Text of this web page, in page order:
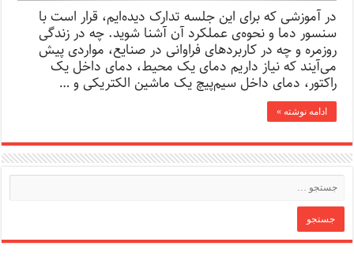
در آموزشی که برای این جلسه تدارک دیده‌ایم، قرار است با
سنسور دما و نحوه‌ی عملکرد آن آشنا شوید. چه در زندگی
روزمره و چه در کاربردهای فراوانی در صنایع، مواردی پیش
می‌آیند که نیاز داریم دمای یک محیط، دمای داخل یک
راکتور، دمای داخل سیم‌پیچ یک ماشین الکتریکی و …
ادامه نوشته »